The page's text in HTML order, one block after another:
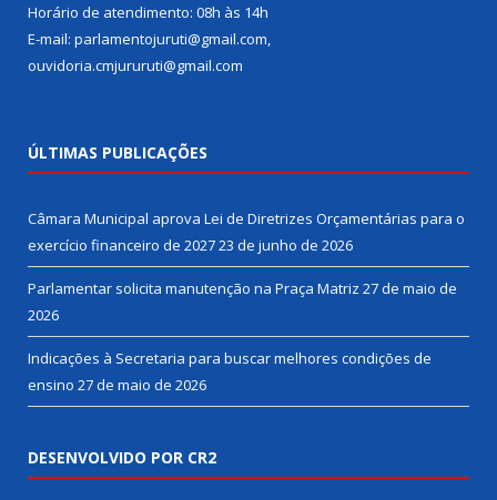
Horário de atendimento: 08h às 14h
E-mail: parlamentojuruti@gmail.com,
ouvidoria.cmjururuti@gmail.com
ÚLTIMAS PUBLICAÇÕES
Câmara Municipal aprova Lei de Diretrizes Orçamentárias para o
exercício financeiro de 202723 de junho de 2026
Parlamentar solicita manutenção na Praça Matriz 27 de maio de
2026
Indicações à Secretaria para buscar melhores condições de
ensino 27 de maio de 2026
DESENVOLVIDO POR CR2